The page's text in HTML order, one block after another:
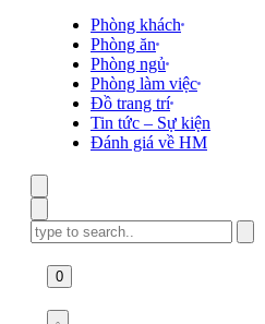
Phòng khách
Phòng ăn
Phòng ngủ
Phòng làm việc
Đồ trang trí
Tin tức – Sự kiện
Đánh giá về HM
Search
for:
0